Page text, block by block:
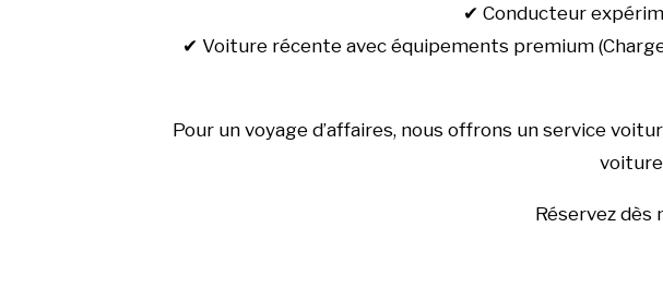
✔ Conducteur
✔ Voiture récente avec équipements premium
Pour un voyage d’affaires, nous offrons un service
Réservez dès